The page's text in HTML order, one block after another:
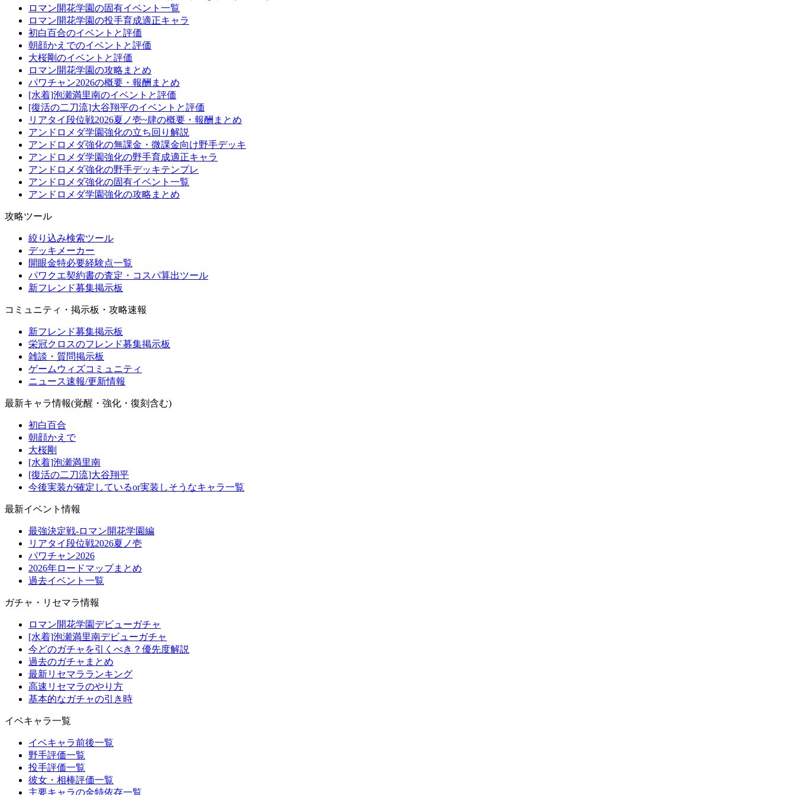
ロマン開花学園の固有イベント一覧
ロマン開花学園の投手育成適正キャラ
初白百合のイベントと評価
朝顔かえでのイベントと評価
大桜剛のイベントと評価
ロマン開花学園の攻略まとめ
パワチャン2026の概要・報酬まとめ
[水着]泡瀬満里南のイベントと評価
[復活の二刀流]大谷翔平のイベントと評価
リアタイ段位戦2026夏ノ壱~肆の概要・報酬まとめ
アンドロメダ学園強化の立ち回り解説
アンドロメダ強化の無課金・微課金向け野手デッキ
アンドロメダ学園強化の野手育成適正キャラ
アンドロメダ強化の野手デッキテンプレ
アンドロメダ強化の固有イベント一覧
アンドロメダ学園強化の攻略まとめ
攻略ツール
絞り込み検索ツール
デッキメーカー
開眼金特必要経験点一覧
パワクエ契約書の査定・コスパ算出ツール
新フレンド募集掲示板
コミュニティ・掲示板・攻略速報
新フレンド募集掲示板
栄冠クロスのフレンド募集掲示板
雑談・質問掲示板
ゲームウィズコミュニティ
ニュース速報/更新情報
最新キャラ情報(覚醒・強化・復刻含む)
初白百合
朝顔かえで
大桜剛
[水着]泡瀬満里南
[復活の二刀流]大谷翔平
今後実装が確定しているor実装しそうなキャラ一覧
最新イベント情報
最強決定戦-ロマン開花学園編
リアタイ段位戦2026夏ノ壱
パワチャン2026
2026年ロードマップまとめ
過去イベント一覧
ガチャ・リセマラ情報
ロマン開花学園デビューガチャ
[水着]泡瀬満里南デビューガチャ
今どのガチャを引くべき？優先度解説
過去のガチャまとめ
最新リセマラランキング
高速リセマラのやり方
基本的なガチャの引き時
イベキャラ一覧
イベキャラ前後一覧
野手評価一覧
投手評価一覧
彼女・相棒評価一覧
主要キャラの金特依存一覧